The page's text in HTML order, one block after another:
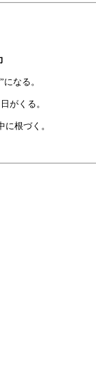
になる。
がくる。
に根づく。